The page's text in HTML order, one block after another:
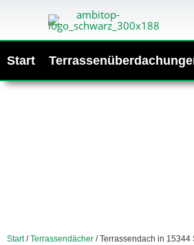
Start
Start/Terrassendächer / Terrassendach in